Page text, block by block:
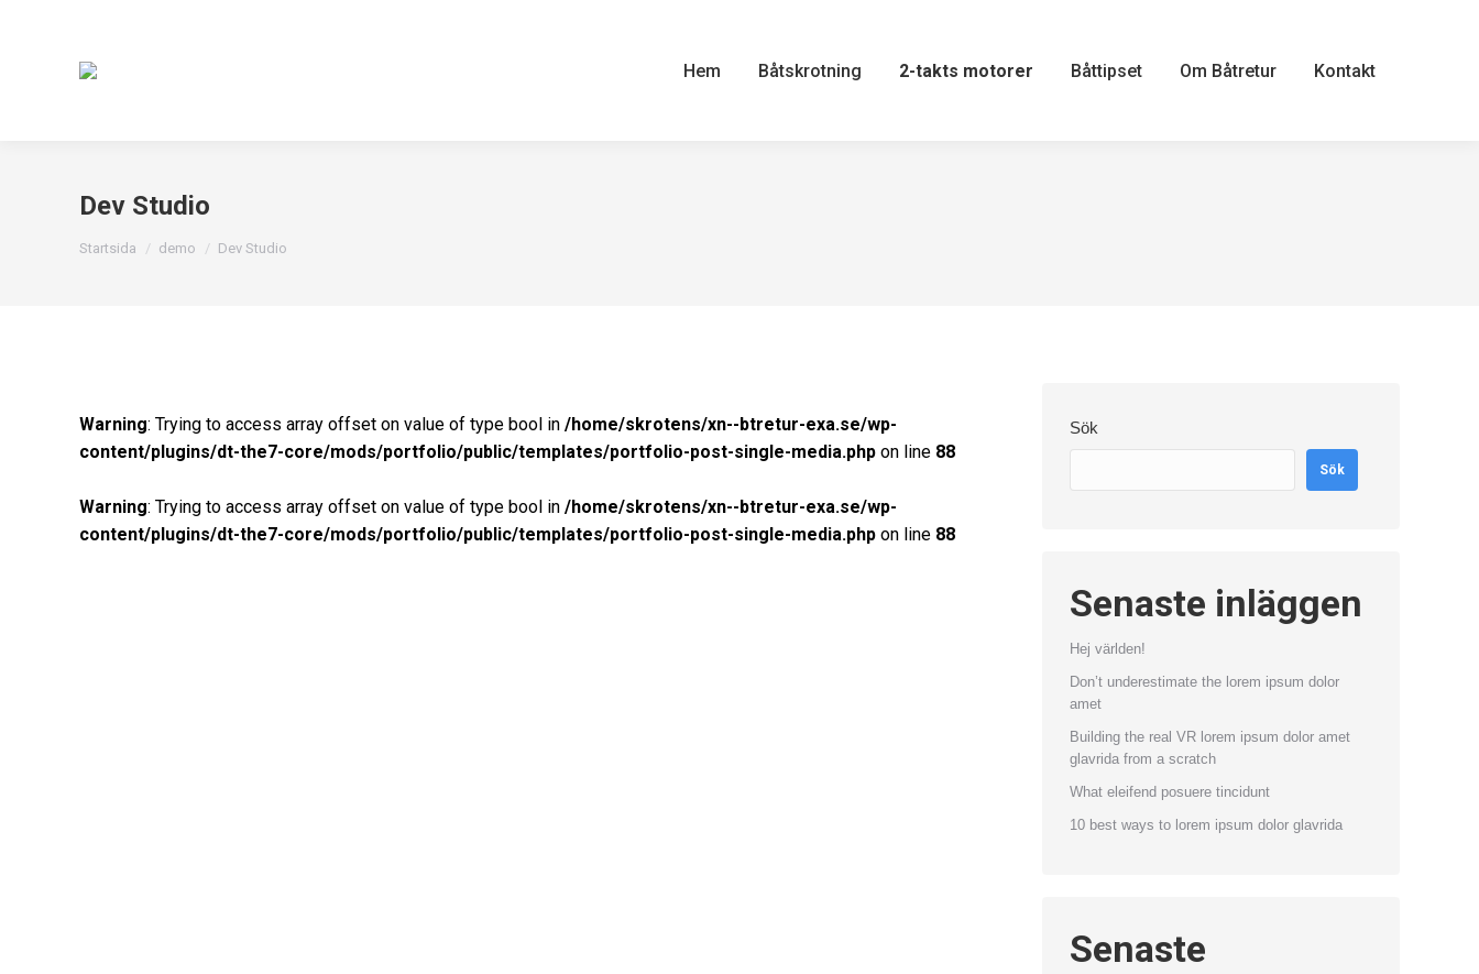
Hem Båtskrotning 2-takts motorer Båttipset Om Båtretur Kontakt
Dev Studio
Du är här:
Startsida demo Dev Studio
Warning: Trying to access array offset on value of type bool in /home/skrotens/xn--btretur-exa.se/wp-
content/plugins/dt-the7-core/mods/portfolio/public/templates/portfolio-post-single-media.php on line 88
Warning: Trying to access array offset on value of type bool in /home/skrotens/xn--btretur-exa.se/wp-
content/plugins/dt-the7-core/mods/portfolio/public/templates/portfolio-post-single-media.php on line 88
Sök
Sök
Senaste inläggen
Hej världen!
Don’t underestimate the lorem ipsum dolor
amet
Building the real VR lorem ipsum dolor amet
glavrida from a scratch
What eleifend posuere tincidunt
10 best ways to lorem ipsum dolor glavrida
Senaste